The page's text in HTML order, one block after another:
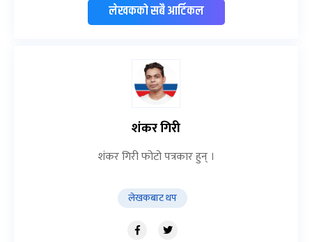
लेखकको सबै आर्टिकल
शंकर गिरी
शंकर गिरी फोटो पत्रकार हुन् ।
लेखकबाट थप